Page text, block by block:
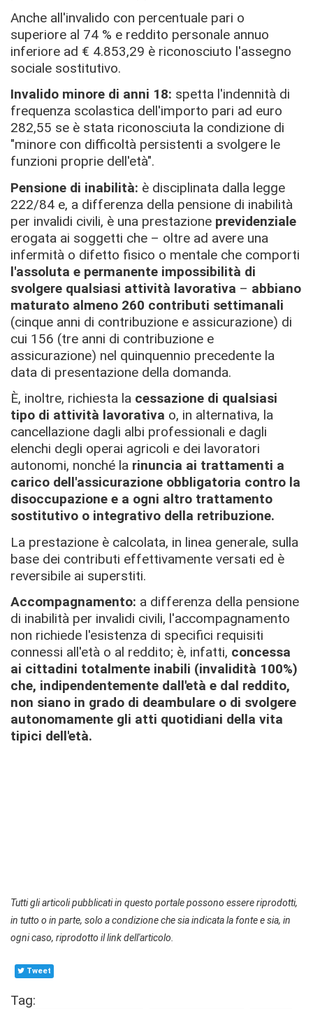
Anche all'invalido con percentuale pari o
superiore al 74 % e reddito personale annuo
inferiore ad € 4.853,29 è riconosciuto l'assegno
sociale sostitutivo.
Invalido minore di anni 18: spetta l'indennità di
frequenza scolastica dell'importo pari ad euro
282,55 se è stata riconosciuta la condizione di
"minore con difficoltà persistenti a svolgere le
funzioni proprie dell'età".
Pensione di inabilità: è disciplinata dalla legge
222/84 e, a differenza della pensione di inabilità
per invalidi civili, è una prestazione previdenziale
erogata ai soggetti che – oltre ad avere una
infermità o difetto fisico o mentale che comporti
l'assoluta e permanente impossibilità di
svolgere qualsiasi attività lavorativa – abbiano
maturato almeno 260 contributi settimanali
(cinque anni di contribuzione e assicurazione) di
cui 156 (tre anni di contribuzione e
assicurazione) nel quinquennio precedente la
data di presentazione della domanda.
È, inoltre, richiesta la cessazione di qualsiasi
tipo di attività lavorativa o, in alternativa, la
cancellazione dagli albi professionali e dagli
elenchi degli operai agricoli e dei lavoratori
autonomi, nonché la rinuncia ai trattamenti a
carico dell'assicurazione obbligatoria contro la
disoccupazione e a ogni altro trattamento
sostitutivo o integrativo della retribuzione.
La prestazione è calcolata, in linea generale, sulla
base dei contributi effettivamente versati ed è
reversibile ai superstiti.
Accompagnamento: a differenza della pensione
di inabilità per invalidi civili, l'accompagnamento
non richiede l'esistenza di specifici requisiti
connessi all'età o al reddito; è, infatti, concessa
ai cittadini totalmente inabili (invalidità 100%)
che, indipendentemente dall'età e dal reddito,
non siano in grado di deambulare o di svolgere
autonomamente gli atti quotidiani della vita
tipici dell'età.
Tutti gli articoli pubblicati in questo portale possono essere riprodotti,
in tutto o in parte, solo a condizione che sia indicata la fonte e sia, in
ogni caso, riprodotto il link dell'articolo.
Tweet
Tag: